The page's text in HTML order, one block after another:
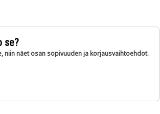
se?
niin näet osan sopivuuden ja korjausvaihtoehdot.